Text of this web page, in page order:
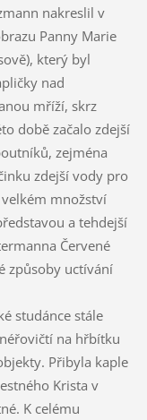
nakreslil v
Panny Marie
který byl
nad
mříží, skrz
době začalo zdejší
zejména
zdejší vody pro
množství
a tehdejší
Červené
způsoby uctívání
studánce stále
na hřbítku
Přibyla kaple
Krista v
K celému